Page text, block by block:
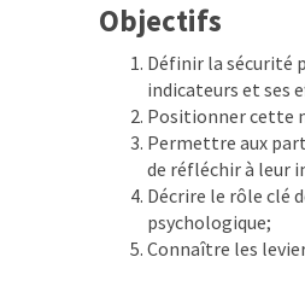
Objectifs
Définir la sécurité
indicateurs et ses
Positionner cette
Permettre aux
de réfléchir à leur
Décrire le rôle clé
psychologique;
Connaître les